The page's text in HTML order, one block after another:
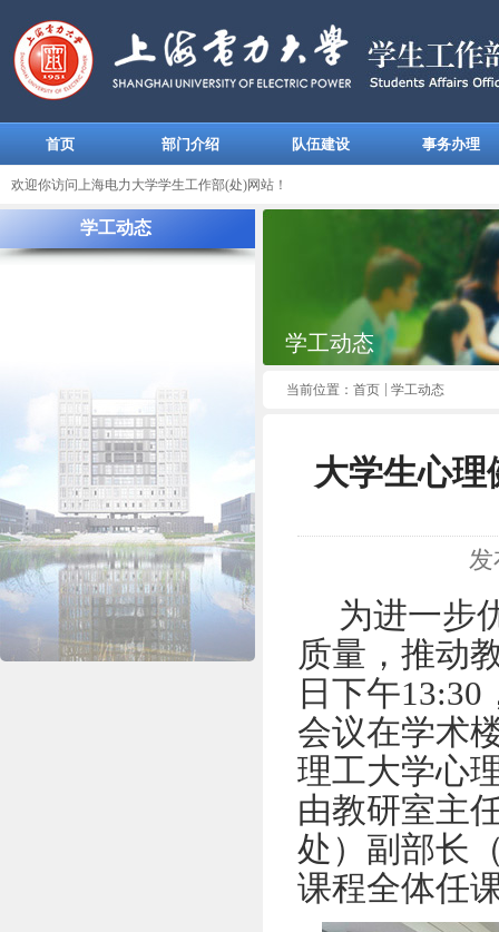
首页 部门介绍 队伍建设 事务办理
欢迎你访问上海电力大学学生工作部(处)网站！
学工动态
学工动态
当前位置： 首页 学工动态
大学生心理
发
为进一步
质量，推动
日下午
会议在学术
理工大学心
由教研室主
处）副部长
课程全体任